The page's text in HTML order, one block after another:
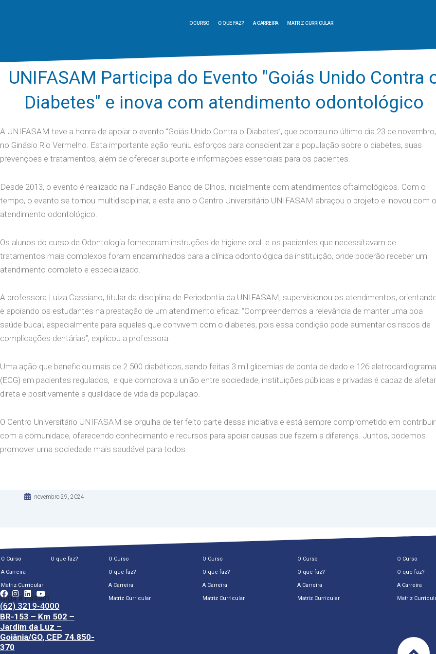
O CURSO O QUE FAZ? A CARREIRA MATRIZ CURRICULAR
UNIFASAM Participa do Evento "Goiás Unido Contra
Diabetes" e inova com atendimento odontológico
A UNIFASAM teve a honra de apoiar o evento “Goiás Unido Contra o Diabetes”, que ocorreu no último dia 23 de novembro,
no Ginásio Rio Vermelho. Esta importante ação reuniu esforços para conscientizar a população sobre o diabetes, suas
prevenções e tratamentos, além de oferecer suporte e informações essenciais para os pacientes.
Desde 2013, o evento é realizado na Fundação Banco de Olhos, inicialmente com atendimentos oftalmológicos. Com o
tempo, o evento se tornou multidisciplinar, e este ano o Centro Universitário UNIFASAM abraçou o projeto e inovou com o
atendimento odontológico.
Os alunos do curso de Odontologia forneceram instruções de higiene oral e os pacientes que necessitavam de
tratamentos mais complexos foram encaminhados para a clínica odontológica da instituição, onde poderão receber um
atendimento completo e especializado.
A professora Luiza Cassiano, titular da disciplina de Periodontia da UNIFASAM, supervisionou os atendimentos,
e apoiando os estudantes na prestação de um atendimento eficaz. “Compreendemos a relevância de manter uma boa
saúde bucal, especialmente para aqueles que convivem com o diabetes, pois essa condição pode aumentar os riscos de
complicações dentárias”, explicou a professora.
Uma ação que beneficiou mais de 2.500 diabéticos, sendo feitas 3 mil glicemias de ponta de dedo e 126 eletrocardiograma
(ECG) em pacientes regulados, e que comprova a união entre sociedade, instituições públicas e privadas é capaz de afetar
direta e positivamente a qualidade de vida da população.
O Centro Universitário UNIFASAM se orgulha de ter feito parte dessa iniciativa e está sempre comprometido em contribuir
com a comunidade, oferecendo conhecimento e recursos para apoiar causas que fazem a diferença. Juntos, podemos
promover uma sociedade mais saudável para todos.
novembro 29, 2024
O Curso O que faz?
A Carreira
Matriz Curricular
Siga a Fasam
(62) 3219-4000
BR-153 – Km 502 –
Jardim da Luz –
Goiânia/GO, CEP 74.850-
370
O Curso
O que faz?
A Carreira
Matriz Curricular
O Curso
O que faz?
A Carreira
Matriz Curricular
O Curso
O que faz?
A Carreira
Matriz Curricular
O Curso
O que faz?
A Carreira
Matriz